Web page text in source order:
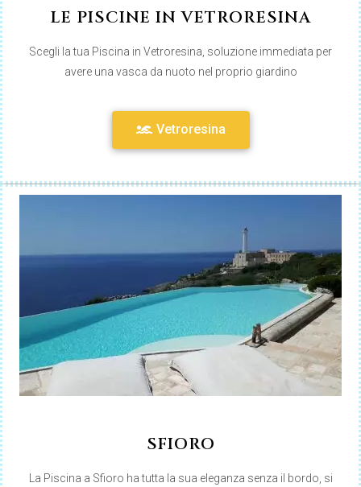
LE PISCINE IN VETRORESINA
Scegli la tua Piscina in Vetroresina, soluzione immediata per
avere una vasca da nuoto nel proprio giardino
Vetroresina
SFIORO
La Piscina a Sfioro ha tutta la sua eleganza senza il bordo, si